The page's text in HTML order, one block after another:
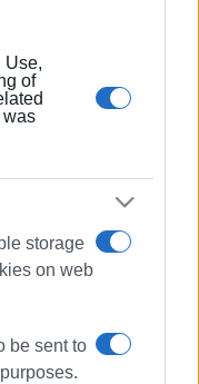
Use,
of
was
storage
on web
be sent to